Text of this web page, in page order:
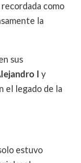
como
la
sus
I y
el legado de la
estuvo